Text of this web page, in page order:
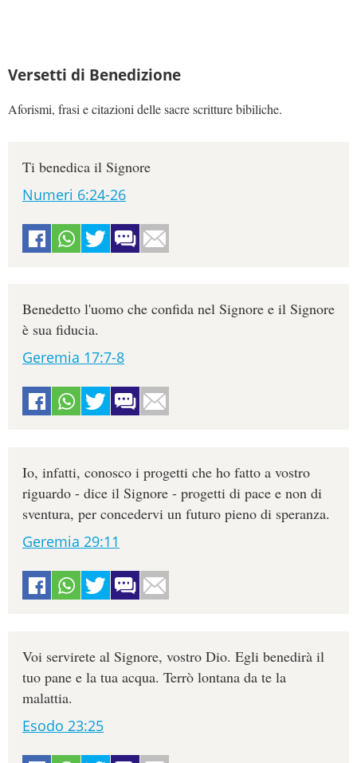
Versetti di Benedizione
Aforismi, frasi e citazioni delle sacre scritture bibiliche.
Ti benedica il Signore
Numeri 6:24-26
Benedetto l'uomo che confida nel Signore e il Signore
è sua fiducia.
Geremia 17:7-8
Io, infatti, conosco i progetti che ho fatto a vostro
riguardo - dice il Signore - progetti di pace e non di
sventura, per concedervi un futuro pieno di speranza.
Geremia 29:11
Voi servirete al Signore, vostro Dio. Egli benedirà il
tuo pane e la tua acqua. Terrò lontana da te la
malattia.
Esodo 23:25